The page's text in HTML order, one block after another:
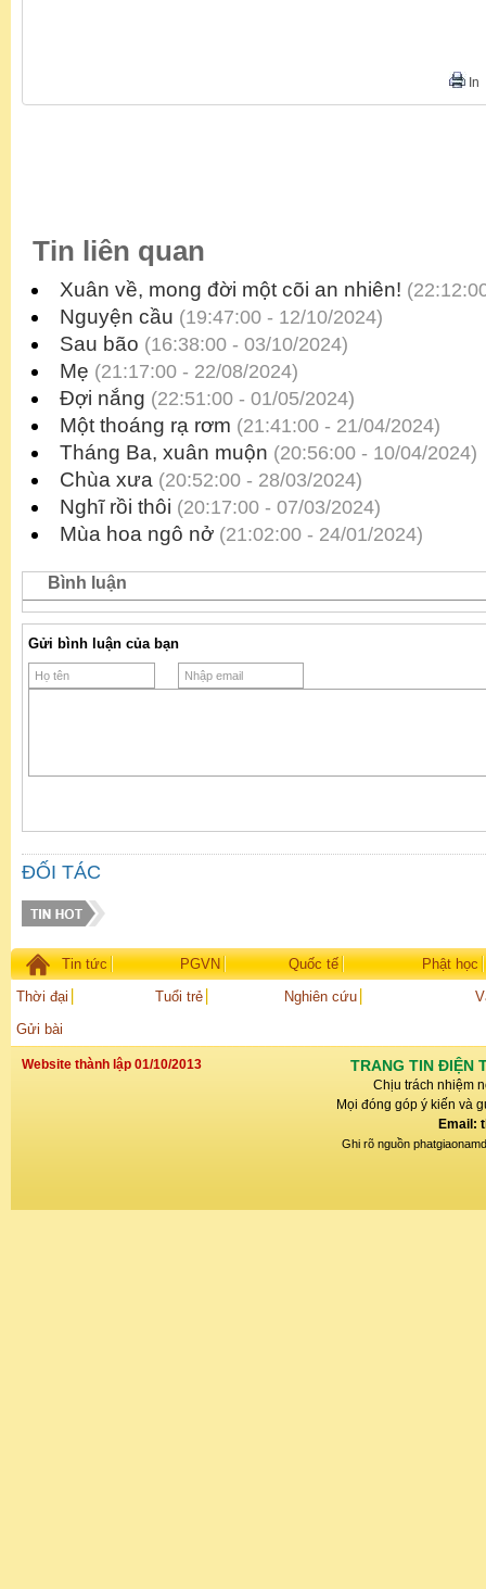
In
Tin liên quan
Xuân về, mong đời một cõi an nhiên!
Nguyện cầu (19:47:00 - 12/10/2024)
Sau bão (16:38:00 - 03/10/2024)
Mẹ (21:17:00 - 22/08/2024)
Đợi nắng (22:51:00 - 01/05/2024)
Một thoáng rạ rơm (21:41:00 - 21/04/2024)
Tháng Ba, xuân muộn (20:56:00 - 10/04/2024)
Chùa xưa (20:52:00 - 28/03/2024)
Nghĩ rồi thôi (20:17:00 - 07/03/2024)
Mùa hoa ngô nở (21:02:00 - 24/01/2024)
Bình luận
Gửi bình luận của bạn
ĐỐI TÁC
Tin tức PGVN Quốc tế
Phật học
Thời đại
Tuổi trẻ Nghiên cứu
Gửi bài
Website thành lập 01/10/2013 TRANG TIN ĐIỆN
Chịu trách nhiệm
Mọi đóng góp ý kiến và
Email:
Ghi rõ nguồn